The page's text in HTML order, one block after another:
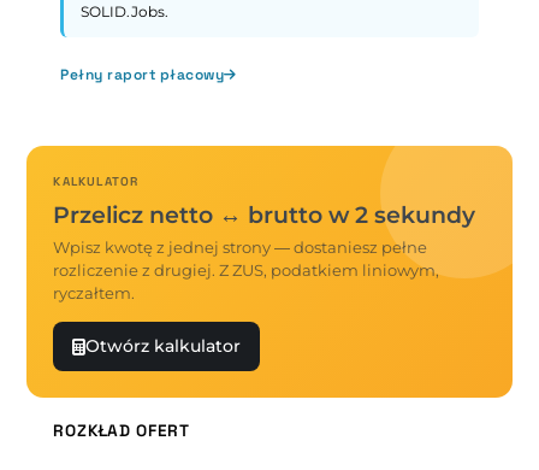
SOLID.Jobs.
Pełny raport płacowy
KALKULATOR
Przelicz netto ↔ brutto w 2 sekundy
Wpisz kwotę z jednej strony — dostaniesz pełne
rozliczenie z drugiej. Z ZUS, podatkiem liniowym,
ryczałtem.
Otwórz kalkulator
ROZKŁAD OFERT